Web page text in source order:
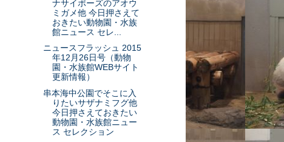
ナサイポーズのアオウ
ミガメ他 今日押さえて
おきたい動物園・水族
館ニュース セレ...
ニュースフラッシュ 2015
年12月26日号（動物
園・水族館WEBサイト
更新情報）
串本海中公園でそこに入
りたいサザナミフグ他
今日押さえておきたい
動物園・水族館ニュー
ス セレクション